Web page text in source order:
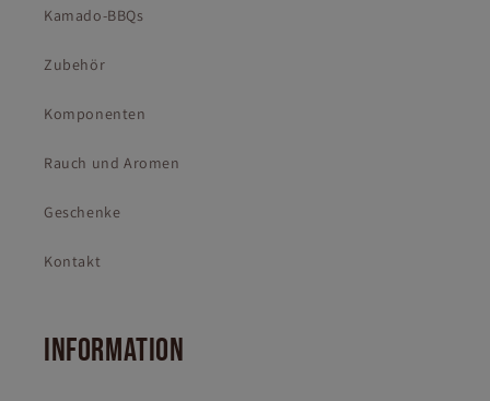
Kamado-BBQs
Zubehör
Komponenten
Rauch und Aromen
Geschenke
Kontakt
INFORMATION